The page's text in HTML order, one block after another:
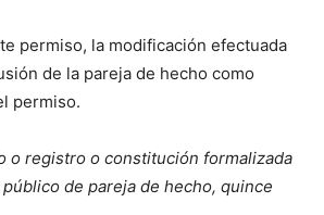
permiso, la modificación efectuada
de la pareja de hecho como
permiso.
o registro o constitución formalizada
de pareja de hecho, quince